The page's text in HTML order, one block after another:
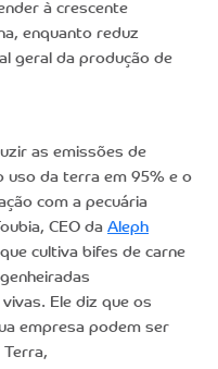
à crescente
enquanto reduz
geral da produção de
as emissões de
uso da terra em 95% e o
com a pecuária
CEO da Aleph
cultiva bifes de carne
Ele diz que os
empresa podem ser